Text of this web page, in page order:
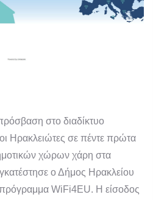
στο διαδίκτυο
Ηρακλειώτες σε πέντε πρώτα
χώρων χάρη στα
ο Δήμος Ηρακλείου
πρόγραμμα WiFi4EU. Η είσοδος